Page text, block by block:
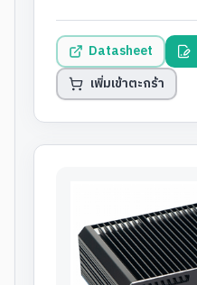
Datasheet
เพิ่มเข้าตะกร้า